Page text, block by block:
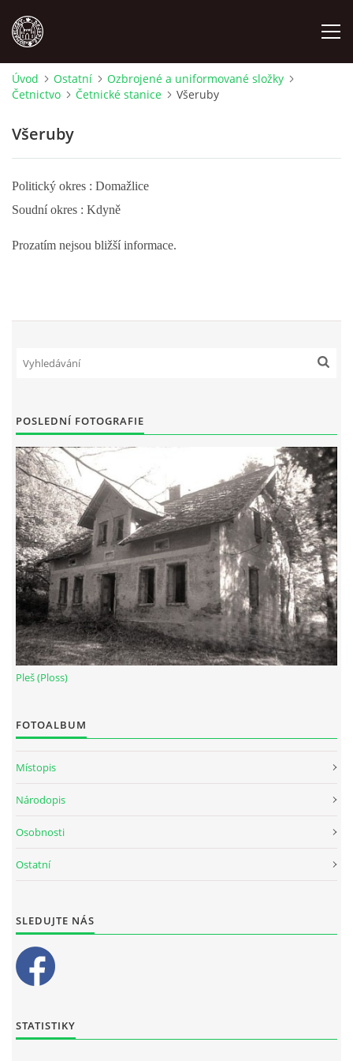
MÍSTOPIS
NÁRODOPIS
OSOBNOSTI
OSTATNÍ
Kontakt:
tel. 773 916 275
info@domdej.cz
--------------------------------------------------------------
Tento projekt je realizován za finanční podpory
města Domažlice.
© 2026 eStránky.cz |Aktualizováno: 17. 7. 2026 |Nahoru ↑
Úvod Ostatní
Ozbrojené a uniformované složky
Četnictvo
Četnické stanice Všeruby
Všeruby
Politický okres : Domažlice
Soudní okres : Kdyně
Prozatím nejsou bližší informace.
POSLEDNÍ FOTOGRAFIE
Pleš (Ploss)
FOTOALBUM
Místopis
Národopis
Osobnosti
Ostatní
SLEDUJTE NÁS
STATISTIKY